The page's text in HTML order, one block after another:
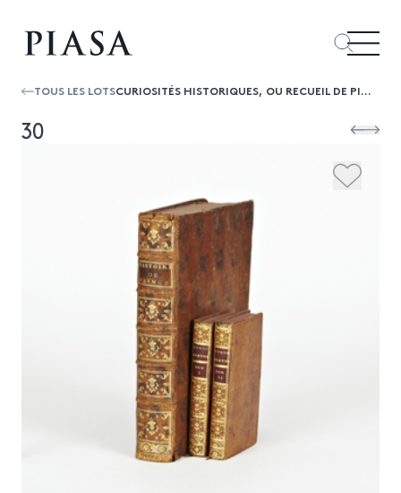
TOUS LES LOTS CURIOSITÉS HISTORIQUES, OU RECUEIL DE PIÈCES UTILES À L’HISTOIRE DE FRANCE, ET QUI N’ONT JAMAIS PARU.AMSTERDAM, S.N., 1759. 2 VOLUME...
30